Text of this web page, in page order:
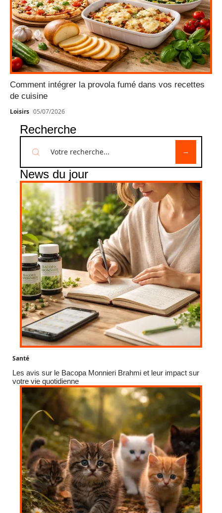
Comment intégrer la provola fumé dans vos recettes
de cuisine
Loisirs 05/07/2026
Recherche
News du jour
Santé
Les avis sur le Bacopa Monnieri Brahmi et leur impact sur
votre vie quotidienne